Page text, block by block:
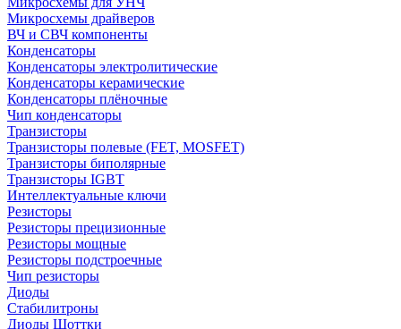
Микросхемы драйверов
ВЧ и СВЧ компоненты
Конденсаторы
Конденсаторы электролитические
Конденсаторы керамические
Конденсаторы плёночные
Чип конденсаторы
Транзисторы
Транзисторы полевые (FET, MOSFET)
Транзисторы биполярные
Транзисторы IGBT
Интеллектуальные ключи
Резисторы
Резисторы прецизионные
Резисторы мощные
Резисторы подстроечные
Чип резисторы
Диоды
Стабилитроны
Диоды Шоттки